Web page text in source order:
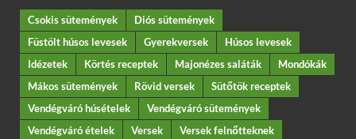
Csokis sütemények
Diós sütemények
Füstölt húsos levesek
Gyerekversek
Húsos levesek
Idézetek
Körtés receptek Majonézes saláták
Mondókák
Mákos sütemények
Rövid versek
Sütőtök receptek
Vendégváró húsételek
Vendégváró sütemények
Vendégváró ételek
Versek
Versek felnőtteknek